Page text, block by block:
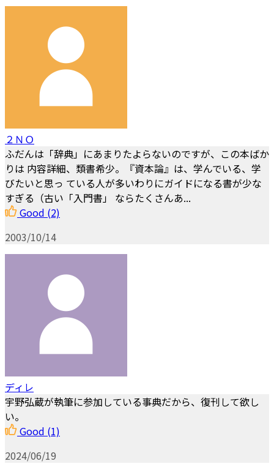
２ＮＯ
ふだんは「辞典」にあまりたよらないのですが、この本ばか
りは 内容詳細、類書希少。『資本論』は、学んでいる、学
びたいと思っ ている人が多いわりにガイドになる書が少な
すぎる（古い「入門書」 ならたくさんあ...
Good (2)
2003/10/14
ディレ
宇野弘蔵が執筆に参加している事典だから、復刊して欲し
い。
Good (1)
2024/06/19